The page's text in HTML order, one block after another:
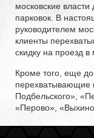
московские
парковок. В
руководителем
клиенты
скидку на проезд в
Кроме того, еще
перехватывающие
Подбельского»,
«Перово»,